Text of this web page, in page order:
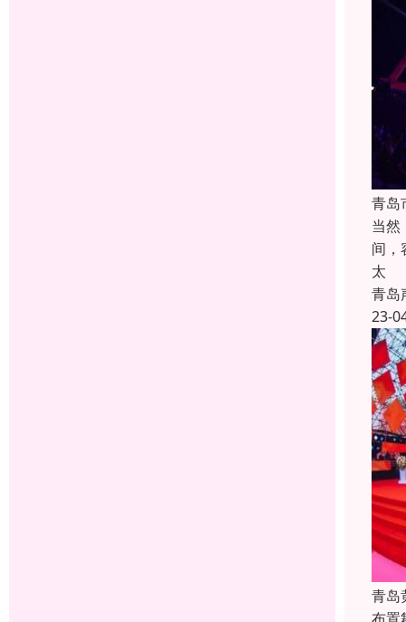
青岛
当然
间，
太
青岛
23-
青岛